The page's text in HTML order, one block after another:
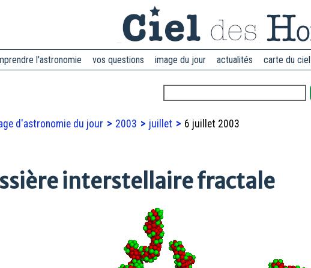
l'astronomie vos questions image du jour actualités carte du ciel
d'astronomie du jour 2003 juillet 6 juillet 2003
interstellaire fractale